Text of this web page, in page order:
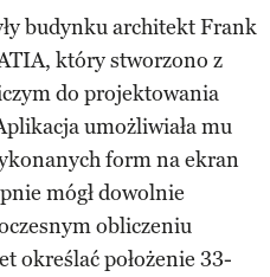
budynku architekt Frank
który stworzono z
do projektowania
umożliwiała mu
form na ekran
mógł dowolnie
obliczeniu
określać położenie 33-